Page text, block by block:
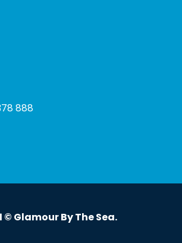
888
© Glamour By The Sea.